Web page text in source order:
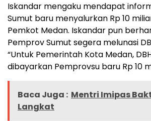
Iskandar mengaku mendapat
Sumut baru menyalurkan Rp 10
Pemkot Medan. Iskandar pun
Pemprov Sumut segera melunasi
“Untuk Pemerintah Kota Medan,
dibayarkan Pemprovsu baru Rp 10
Baca Juga : Mentri Imipas
Langkat